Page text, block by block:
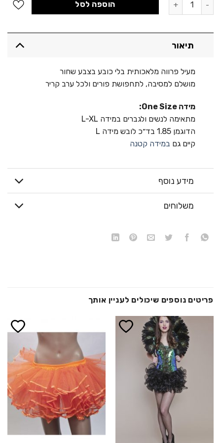
היה:
500.00 ₪.
הוא:
400.00 ₪.
הוספה לסל
תיאור
מעיל פרווה מלאכותית בלי כובע בצבע שחור
מושלם למסיבה, לתחפושת פורים ולכל ערב קריר
מידה One Size:
מתאימה לנשים ולגברים במידה L-XL
הדוגמן 1.85 בד״כ לובש מידה L
קיים גם במידה קטנה
מידע נוסף
משלוחים
פריטים נוספים שיכולים לעניין אותך
הוסף ל
WISHLIST
WISHLIST